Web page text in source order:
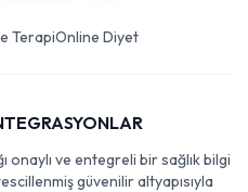
TerapiOnline Diyet
onaylı ve entegreli bir sağlık bilgi
güvenilir altyapısıyla